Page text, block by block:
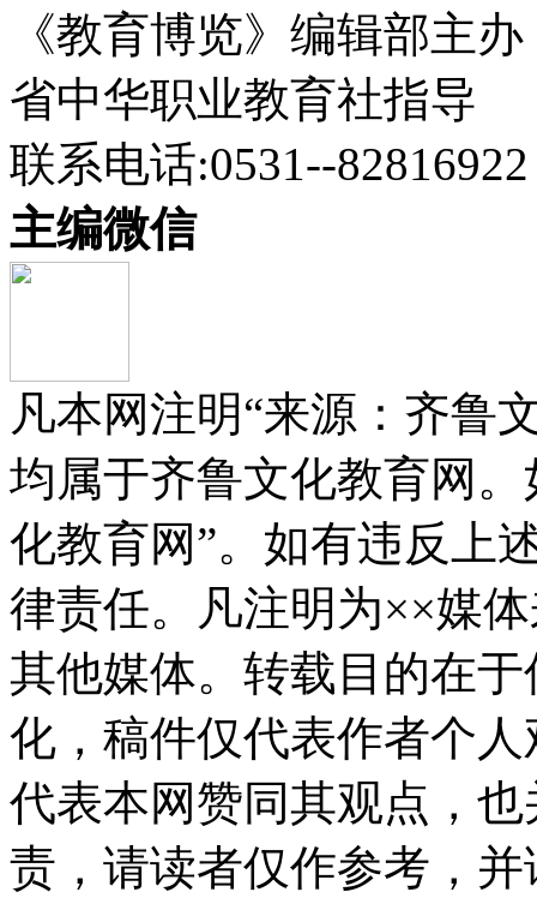
《教育博览》编辑部主
省中华职业教育社指导
联系电话:0531--
主编微信
凡本网注明“来源：齐鲁
均属于齐鲁文化教育网
化教育网”。如有违反上
律责任。凡注明为××媒
其他媒体。转载目的在
化，稿件仅代表作者个
代表本网赞同其观点，
责，请读者仅作参考，